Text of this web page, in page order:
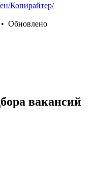
Копирайтер/
• Обновлено
вакансий